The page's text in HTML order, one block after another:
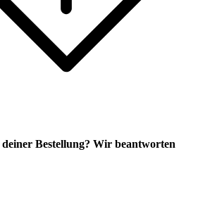
Bestellung? Wir beantworten